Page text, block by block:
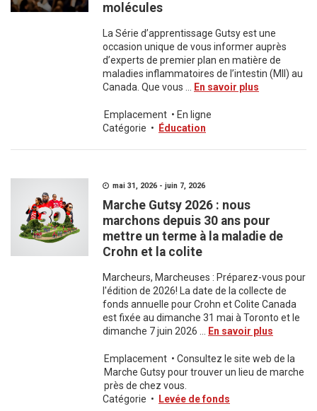
molécules
La Série d’apprentissage Gutsy est une
occasion unique de vous informer auprès
d’experts de premier plan en matière de
maladies inflammatoires de l’intestin (MII) au
Canada. Que vous ...
En savoir plus
Emplacement • En ligne
Catégorie • Éducation
mai 31, 2026 - juin 7, 2026
Marche Gutsy 2026 : nous
marchons depuis 30 ans pour
mettre un terme à la maladie de
Crohn et la colite
Marcheurs, Marcheuses : Préparez-vous pour
l'édition de 2026! La date de la collecte de
fonds annuelle pour Crohn et Colite Canada
est fixée au dimanche 31 mai à Toronto et le
dimanche 7 juin 2026 ...
En savoir plus
Emplacement • Consultez le site web de la
Marche Gutsy pour trouver un lieu de marche
près de chez vous.
Catégorie • Levée de fonds